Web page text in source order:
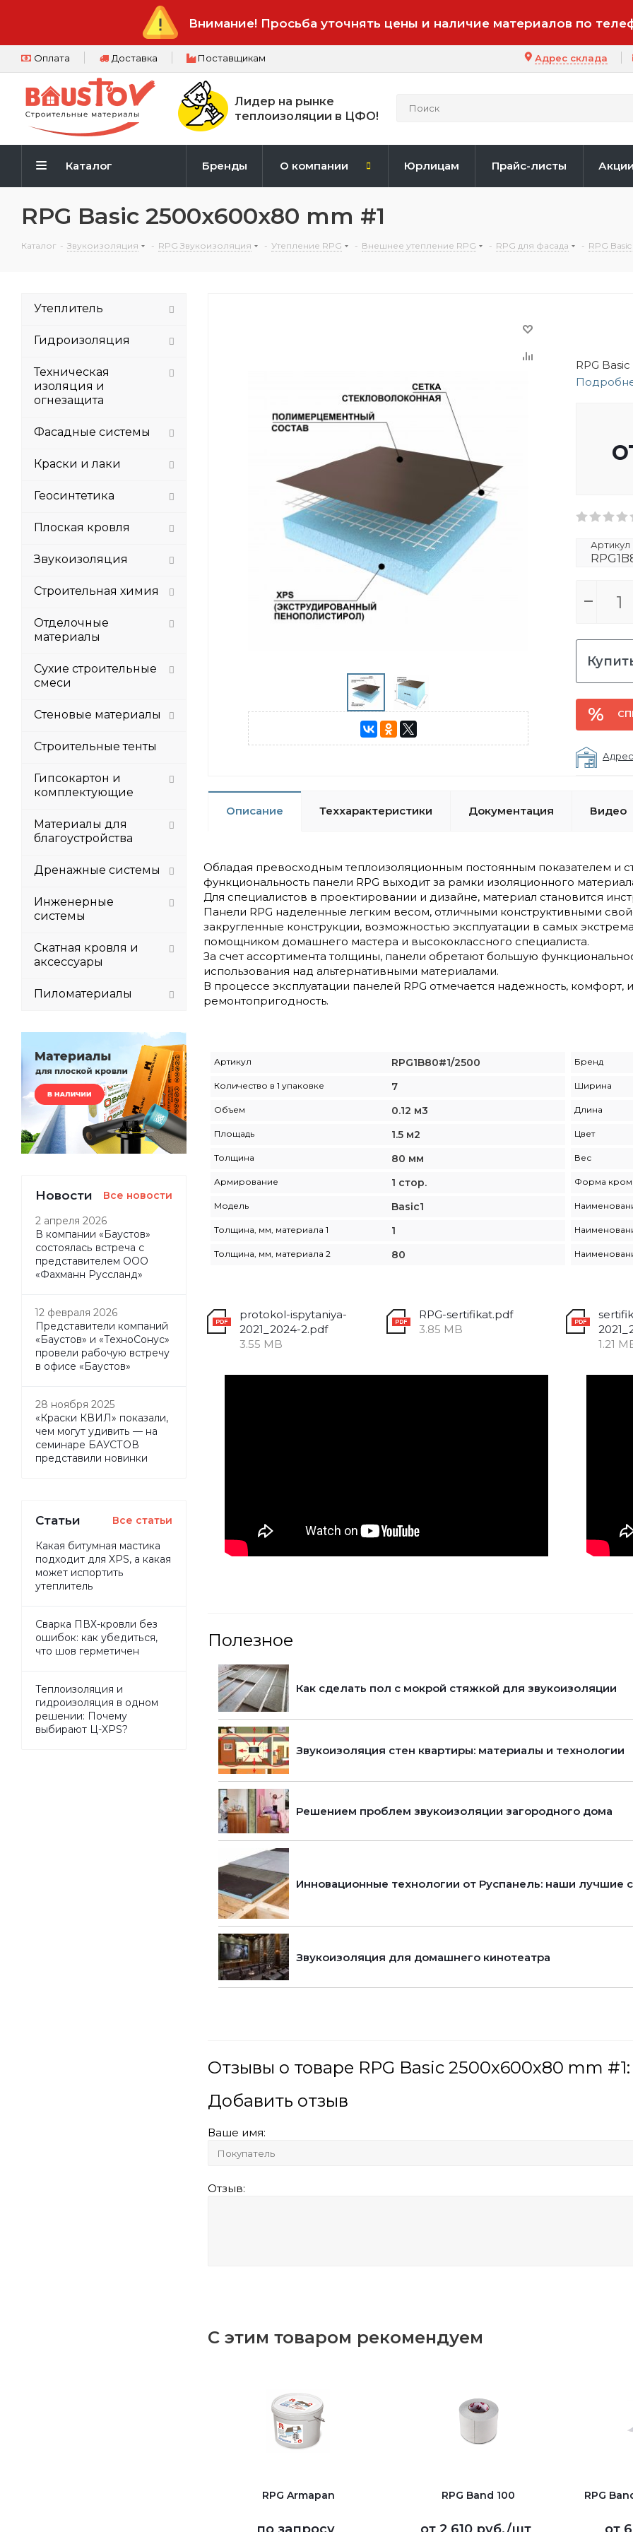
Внимание! Просьба уточнять цены и наличие материалов по
Оплата Доставка Поставщикам Адрес склада
Лидер на рынке
теплоизоляции в ЦФО!
Каталог Бренды О компании Юрлицам Прайс-листы Акции
RPG Basic 2500х600х80 mm #1
Каталог - Звукоизоляция - RPG Звукоизоляция - Утепление RPG - Внешнее утепление RPG - RPG для фасада - RPG Basic
RPG
Артикул
Описание Теххарактеристики Документация Видео
Обладая превосходным теплоизоляционным постоянным показателем и
функциональность панели RPG выходит за рамки изоляционного
Для специалистов в проектировании и дизайне, материал становится
Панели RPG наделенные легким весом, отличными конструктивными
закругленные конструкции, возможностью эксплуатации в самых
помощником домашнего мастера и высококлассного специалиста.
За счет ассортимента толщины, панели обретают большую
использования над альтернативными материалами.
В процессе эксплуатации панелей RPG отмечается надежность, комфорт,
ремонтопригодность.
Артикул RPG1B80#1/2500 Бренд
Количество в 1 упаковке 7 Ширина
Объем 0.12 м3 Длина
Площадь 1.5 м2 Цвет
Толщина 80 мм Вес
Армирование 1 стор. Форма
Модель Basic1
Толщина, мм, материала 1 1
Толщина, мм, материала 2 80
protokol-ispytaniya-
2021_2024-2.pdf
3.55 MB
RPG-sertifikat.pdf
3.85 MB
1.21
Полезное
Как сделать пол с мокрой стяжкой для звукоизоляции
Звукоизоляция стен квартиры: материалы и технологии
Решением проблем звукоизоляции загородного дома
Инновационные технологии от Руспанель: наши лучшие
Звукоизоляция для домашнего кинотеатра
Отзывы о товаре RPG Basic 2500х600х80 mm #1:
Добавить отзыв
Ваше имя:
Отзыв:
С этим товаром рекомендуем
RPG Armapan RPG Band 100 RPG
Утеплитель
Гидроизоляция
Техническая
изоляция и
огнезащита
Фасадные системы
Краски и лаки
Геосинтетика
Плоская кровля
Звукоизоляция
Строительная химия
Отделочные
материалы
Сухие строительные
смеси
Стеновые материалы
Строительные тенты
Гипсокартон и
комплектующие
Материалы для
благоустройства
Дренажные системы
Инженерные
системы
Скатная кровля и
аксессуары
Пиломатериалы
Новости Все новости
2 апреля 2026
В компании «Баустов»
состоялась встреча с
представителем ООО
«Фахманн Руссланд»
12 февраля 2026
Представители компаний
«Баустов» и «ТехноСонус»
провели рабочую встречу
в офисе «Баустов»
28 ноября 2025
«Краски КВИЛ» показали,
чем могут удивить — на
семинаре БАУСТОВ
представили новинки
Статьи Все статьи
Какая битумная мастика
подходит для XPS, а какая
может испортить
утеплитель
Сварка ПВХ-кровли без
ошибок: как убедиться,
что шов герметичен
Теплоизоляция и
гидроизоляция в одном
решении: Почему
выбирают Ц-XPS?